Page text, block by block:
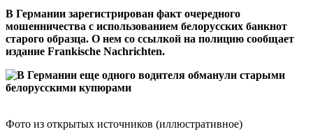
В Германии зарегистрирован факт очередного
мошенничества с использованием белорусских банкнот
старого образца. О нем со ссылкой на полицию сообщает
издание Frankische Nachrichten.
Фото из открытых источников (иллюстративное)